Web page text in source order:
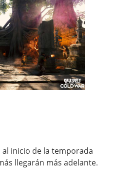
inicio de la temporada
llegarán más adelante.